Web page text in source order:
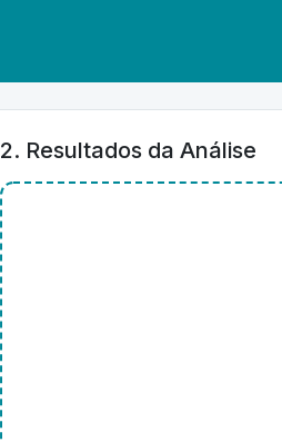
2. Resultados da Análise